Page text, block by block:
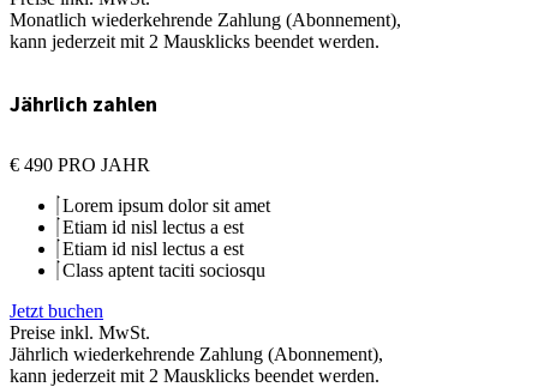
Monatlich wiederkehrende Zahlung (Abonnement),
kann jederzeit mit 2 Mausklicks beendet werden.
Jährlich zahlen
€ 490 PRO JAHR
Lorem ipsum dolor sit amet
Etiam id nisl lectus a est
Etiam id nisl lectus a est
Class aptent taciti sociosqu
Jetzt buchen
Preise inkl. MwSt.
Jährlich wiederkehrende Zahlung (Abonnement),
kann jederzeit mit 2 Mausklicks beendet werden.